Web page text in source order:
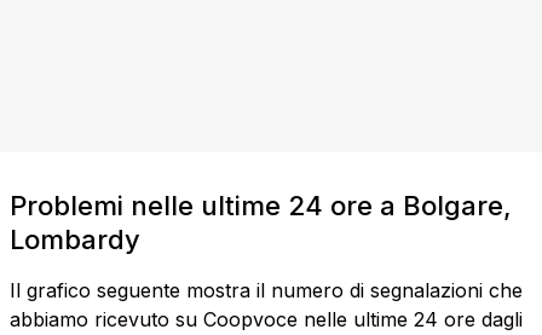
Problemi nelle ultime 24 ore a Bolgare,
Lombardy
Il grafico seguente mostra il numero di segnalazioni che
abbiamo ricevuto su Coopvoce nelle ultime 24 ore dagli